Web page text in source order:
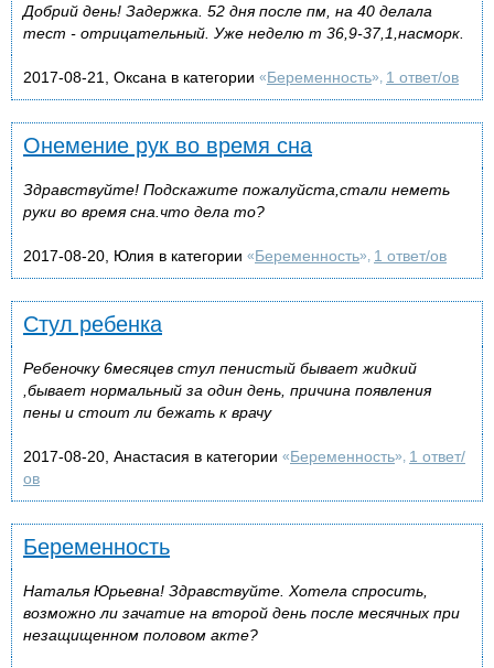
Добрий день! Задержка. 52 дня после пм, на 40 делала
тест - отрицательный. Уже неделю т 36,9-37,1,насморк.
2017-08-21, Оксана в категории «Беременность», 1 ответ/ов
Онемение рук во время сна
Здравствуйте! Подскажите пожалуйста,стали неметь
руки во время сна.что дела то?
2017-08-20, Юлия в категории «Беременность», 1 ответ/ов
Стул ребенка
Ребеночку 6месяцев стул пенистый бывает жидкий
,бывает нормальный за один день, причина появления
пены и стоит ли бежать к врачу
2017-08-20, Анастасия в категории «Беременность», 1 ответ/
ов
Беременность
Наталья Юрьевна! Здравствуйте. Хотела спросить,
возможно ли зачатие на второй день после месячных при
незащищенном половом акте?